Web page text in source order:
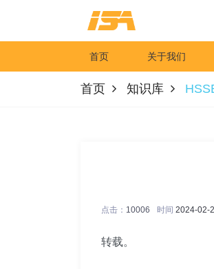
首页 关于我们
首页 知识库
点击： 10006 时间 2024-02-
转载。